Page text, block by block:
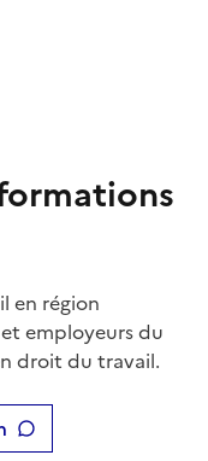
en région
employeurs du
droit du travail.